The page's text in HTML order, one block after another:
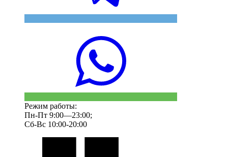
Режим работы:
Пн-Пт 9:00—23:00;
Сб-Вс 10:00-20:00